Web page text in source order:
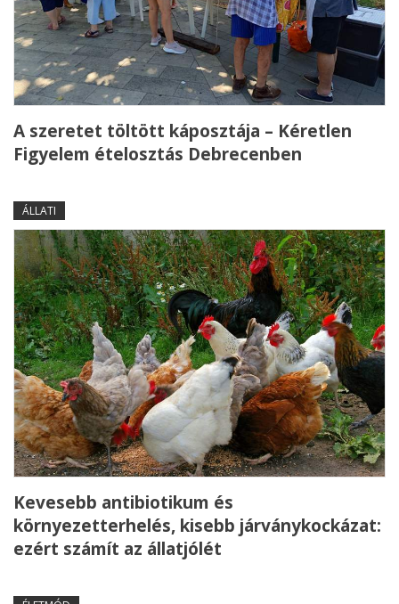
A szeretet töltött káposztája – Kéretlen
Figyelem ételosztás Debrecenben
ÁLLATI
Kevesebb antibiotikum és
környezetterhelés, kisebb járványkockázat:
ezért számít az állatjólét